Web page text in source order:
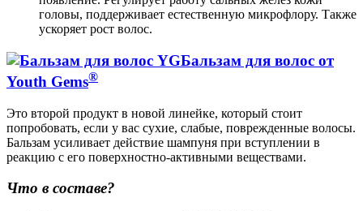
головы, поддерживает естественную микрофлору. Также
ускоряет рост волос.
Бальзам для волос от
Youth Gems®
Это второй продукт в новой линейке, который стоит
попробовать, если у вас сухие, слабые, поврежденные волосы.
Бальзам усиливает действие шампуня при вступлении в
реакцию с его поверхностно-активными веществами.
Что в составе?